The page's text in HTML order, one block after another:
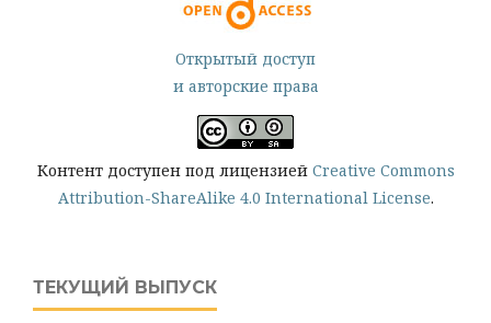
Открытый доступ
и авторские права
Контент доступен под лицензией Creative Commons
Attribution-ShareAlike 4.0 International License.
ТЕКУЩИЙ ВЫПУСК